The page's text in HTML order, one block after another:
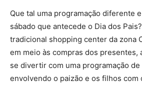
Que tal uma programação diferente
sábado que antecede o Dia dos
tradicional shopping center da zona
em meio às compras dos presentes,
se divertir com uma programação
envolvendo o paizão e os filhos com